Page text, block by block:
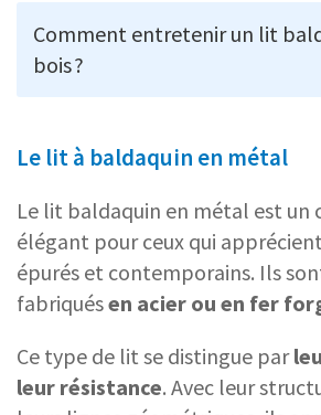
Comment entretenir un lit
bois ?
Le lit à baldaquin en métal
Le lit baldaquin en métal est un
élégant pour ceux qui
épurés et contemporains. Ils
fabriquésen acier ou en fer
Ce type de lit se distingue par
leur résistance. Avec leur